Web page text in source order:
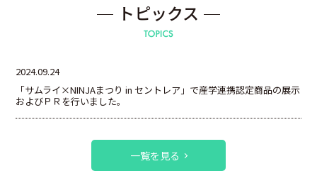
トピックス
2024.09.24
「サムライ×NINJAまつり in セントレア」で産学連携認定商品の展示
およびＰＲを行いました。
一覧を見る